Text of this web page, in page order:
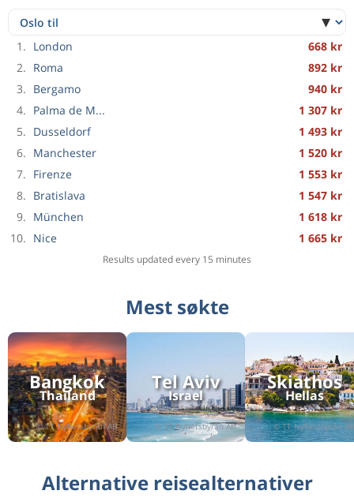
Tur & returOslotil
Kraków 1 508 kr
EnkeltreiseOslo
Faro 1 946 kr
EnkeltreiseÅlesund
1 232 kr
Enkeltreise Bodø til
Wroclaw
Riga 551 kr
Palanga 1 425 kr
Enkeltreise
Stockholm
Tur & returTrondheimtil
Oslo 1 668 kr
EnkeltreiseOslotil
London 1 125 kr
Tur & returOslotil
Tur & retur Oslotil
1. London
668 kr
2. Roma
892 kr
3. Bergamo
940 kr
4. Palma de M...
1 307 kr
5. Dusseldorf
1 493 kr
6. Manchester
1 520 kr
7. Firenze
1 553 kr
8. Bratislava
1 547 kr
9. München
1 618 kr
10. Nice 1 665 kr
Results updated every 15 minutes
Mest søkte
Bangkok
Thailand
Tel Aviv
Israel
Skiathos
Hellas
Alternative reisealternativer